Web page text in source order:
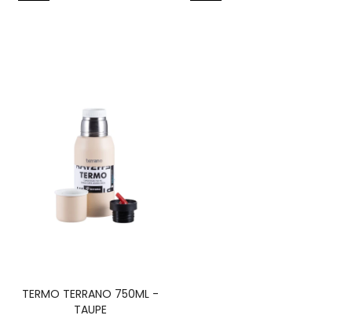
TERMO TERRANO 750ML -
TAUPE